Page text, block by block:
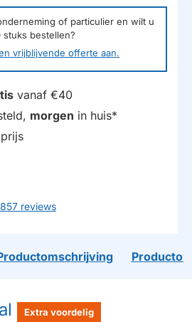
of particulier en wilt u
stuks bestellen?
vrijblijvende offerte aan.
vanaf €40
morgen in huis*
prijs
reviews
Extra voordelig